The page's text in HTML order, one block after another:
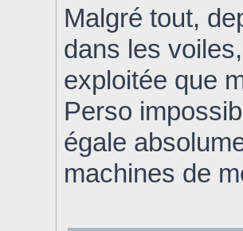
Malgré tout,
dans les
exploitée que
Perso
égale
machines de